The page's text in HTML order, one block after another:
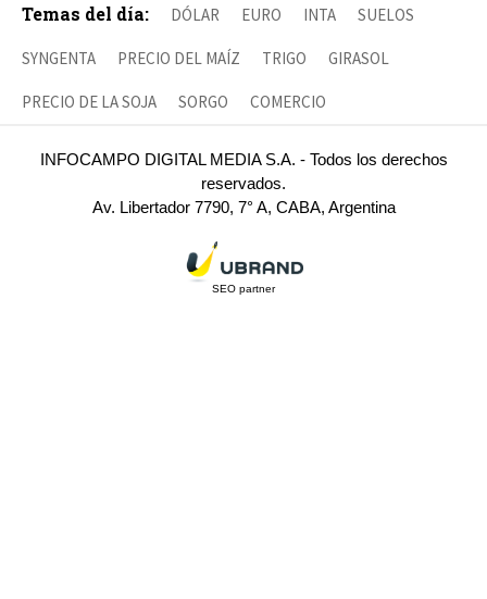
Temas del día: DÓLAR EURO INTA SUELOS
SYNGENTA PRECIO DEL MAÍZ TRIGO GIRASOL
PRECIO DE LA SOJA SORGO COMERCIO
INFOCAMPO DIGITAL MEDIA S.A. - Todos los derechos
reservados.
Av. Libertador 7790, 7° A, CABA, Argentina
SEO partner